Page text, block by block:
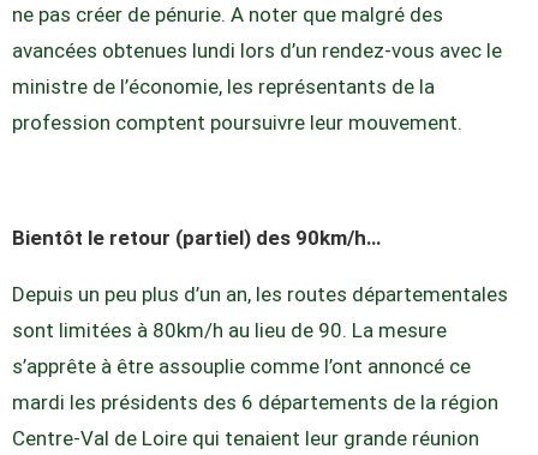
ne pas créer de pénurie. A noter que malgré des
avancées obtenues lundi lors d’un rendez-vous avec le
ministre de l’économie, les représentants de la
profession comptent poursuivre leur mouvement.
Bientôt le retour (partiel) des 90km/h…
Depuis un peu plus d’un an, les routes départementales
sont limitées à 80km/h au lieu de 90. La mesure
s’apprête à être assouplie comme l’ont annoncé ce
mardi les présidents des 6 départements de la région
Centre-Val de Loire qui tenaient leur grande réunion